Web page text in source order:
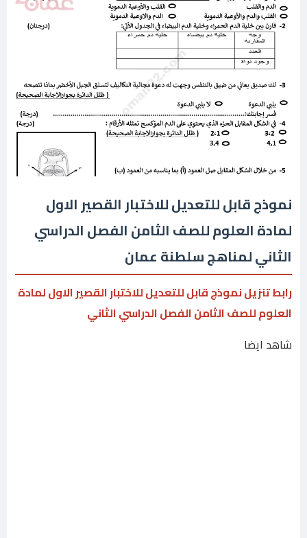
نموذج قابل للتعديل للاختبار القصير الاول
لمادة العلوم للصف الثامن الفصل الدراسي
الثاني لمناهج سلطنة عمان
رابط تنزيل نموذج قابل للتعديل للاختبار القصير الاول لمادة
العلوم للصف الثامن الفصل الدراسي الثاني
شاهد ايضا